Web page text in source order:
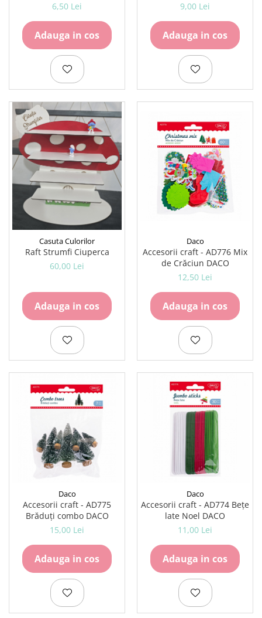
6,50 Lei
Adauga in cos
9,00 Lei
Adauga in cos
Casuta Culorilor
Raft Strumfi Ciuperca
60,00 Lei
Adauga in cos
Daco
Accesorii craft - AD776 Mix
de Crăciun DACO
12,50 Lei
Adauga in cos
Daco
Accesorii craft - AD775
Brăduți combo DACO
15,00 Lei
Adauga in cos
Daco
Accesorii craft - AD774 Bețe
late Noel DACO
11,00 Lei
Adauga in cos